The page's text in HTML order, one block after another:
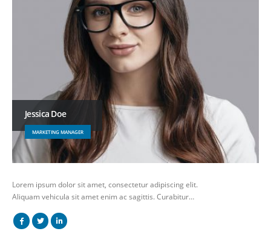
Jessica Doe
MARKETING MANAGER
Lorem ipsum dolor sit amet, consectetur adipiscing elit.
Aliquam vehicula sit amet enim ac sagittis. Curabitur…